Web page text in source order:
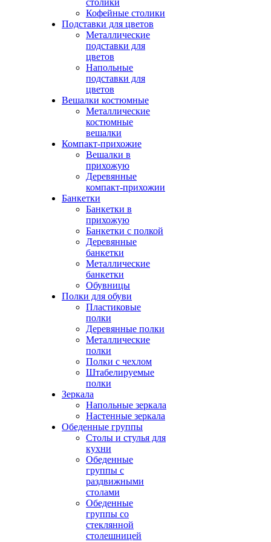
столики
Кофейные столики
Подставки для цветов
Металлические
подставки для
цветов
Напольные
подставки для
цветов
Вешалки костюмные
Металлические
костюмные
вешалки
Компакт-прихожие
Вешалки в
прихожую
Деревянные
компакт-прихожии
Банкетки
Банкетки в
прихожую
Банкетки с полкой
Деревянные
банкетки
Металлические
банкетки
Обувницы
Полки для обуви
Пластиковые
полки
Деревянные полки
Металлические
полки
Полки с чехлом
Штабелируемые
полки
Зеркала
Напольные зеркала
Настенные зеркала
Обеденные группы
Столы и стулья для
кухни
Обеденные
группы с
раздвижными
столами
Обеденные
группы со
стеклянной
столешницей